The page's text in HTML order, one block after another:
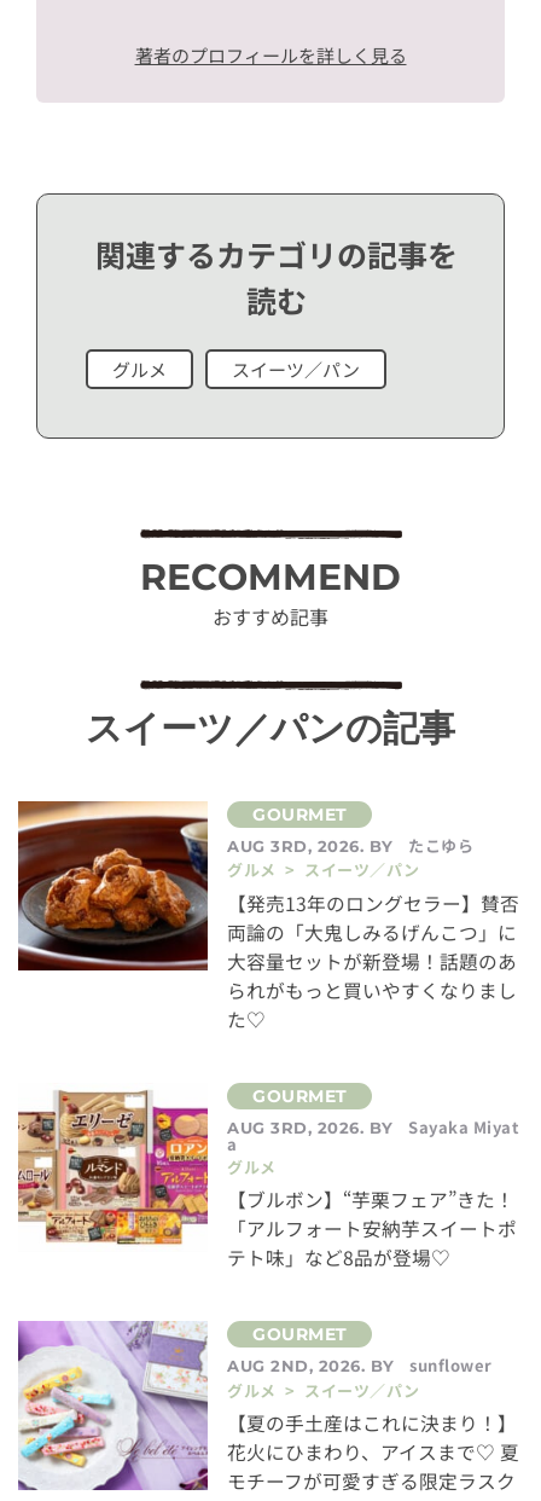
著者のプロフィールを詳しく見る
関連するカテゴリの記事を
読む
グルメ スイーツ／パン
RECOMMEND
おすすめ記事
スイーツ／パンの記事
AUG 3RD, 2026. BY
たこゆら
グルメ > スイーツ／パン
【発売13年のロングセラー】賛否
両論の「大鬼しみるげんこつ」に
大容量セットが新登場！話題のあ
られがもっと買いやすくなりまし
た♡
AUG 3RD, 2026. BY Sayaka Miyat
a
グルメ
【ブルボン】“芋栗フェア”きた！
「アルフォート安納芋スイートポ
テト味」など8品が登場♡
AUG 2ND, 2026. BY
sunflower
グルメ > スイーツ／パン
【夏の手土産はこれに決まり！】
花火にひまわり、アイスまで♡ 夏
モチーフが可愛すぎる限定ラスク